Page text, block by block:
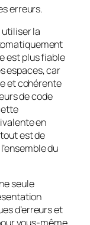
erreurs.
utiliser la
est plus fiable
espaces, car
et cohérente
de code
en
est de
du
seule
d’erreurs et